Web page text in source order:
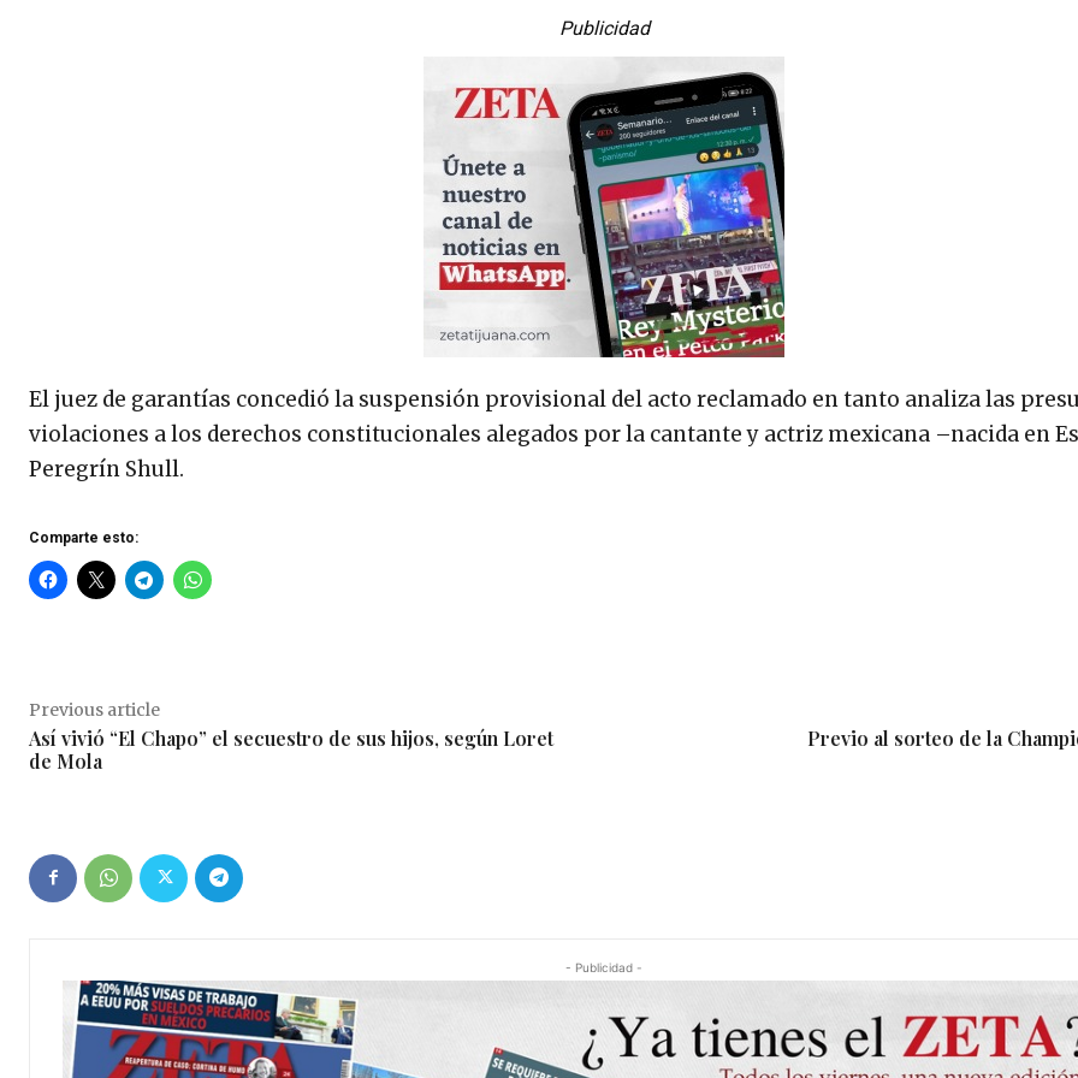
Publicidad
El juez de garantías concedió la suspensión provisional del acto reclamado en tanto analiza las
violaciones a los derechos constitucionales alegados por la cantante y actriz mexicana –nacida en
Peregrín Shull.
Comparte esto:
Previous article
Así vivió “El Chapo” el secuestro de sus hijos, según Loret
de Mola
Previo al sorteo de la
- Publicidad -